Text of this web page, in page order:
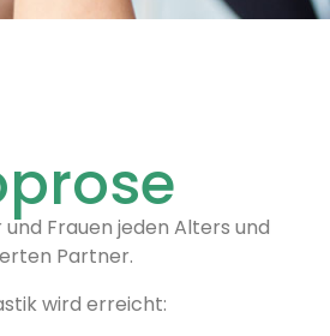
Frauen jeden Alters und
Partner.
wird erreicht: